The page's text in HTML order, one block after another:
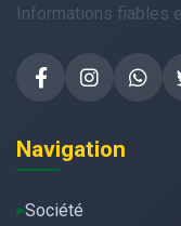
Informations fiables
Navigation
Société